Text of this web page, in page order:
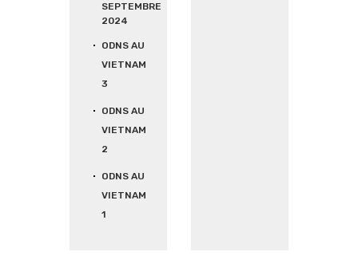
SEPTEMBRE
2024
ODNS AU
VIETNAM
3
ODNS AU
VIETNAM
2
ODNS AU
VIETNAM
1